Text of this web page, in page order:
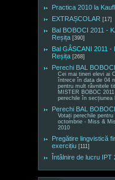
Practica 2010 la
EXTRAȘCOLAR [17]
Bal BOBOCI 2011 -
Reșița [390]
Bal GÂSCANI 2011 -
Reșița [268]
Perechi BAL
Cei mai tineri elevi ai
întrece în data de 04
pentru mult râvnitele
MISTER BOBOC
perechile în secțiunea
Perechi BAL
Votați perechile pentru
octombrie - Miss &
2010
Pregătire lingvistică
exercițiu [111]
Întâlnire de lucru IPT